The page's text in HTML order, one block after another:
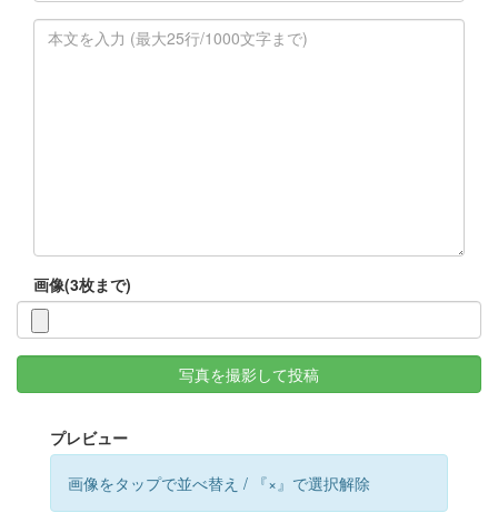
画像(3枚まで)
写真を撮影して投稿
プレビュー
画像をタップで並べ替え / 『×』で選択解除